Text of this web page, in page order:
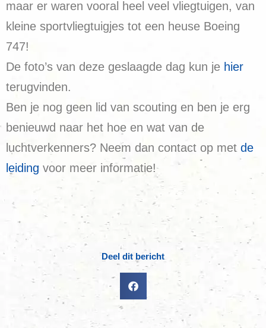
maar er waren vooral heel veel vliegtuigen, van
kleine sportvliegtuigjes tot een heuse Boeing
747!
De foto’s van deze geslaagde dag kun je hier
terugvinden.
Ben je nog geen lid van scouting en ben je erg
benieuwd naar het hoe en wat van de
luchtverkenners? Neem dan contact op met de
leiding voor meer informatie!
Deel dit bericht